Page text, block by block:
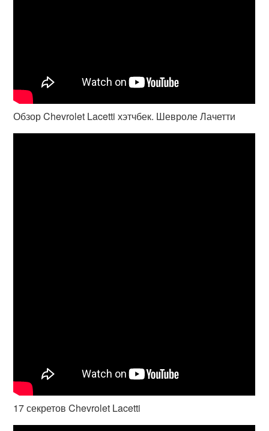
Обзор Chevrolet Lacetti хэтчбек. Шевроле Лачетти
17 секретов Chevrolet Lacetti